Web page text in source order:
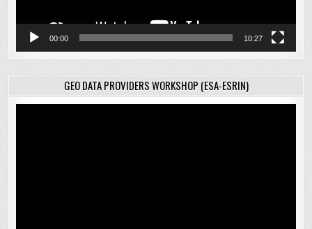
00:00 10:27
GEO DATA PROVIDERS WORKSHOP (ESA-ESRIN)